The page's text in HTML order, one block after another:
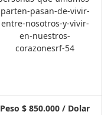
Peso $ 850.000 / Dolar